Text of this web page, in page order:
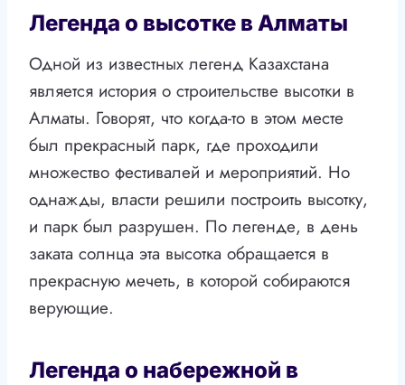
Легенда о высотке в Алматы
Одной из известных легенд Казахстана
является история о строительстве высотки в
Алматы. Говорят, что когда-то в этом месте
был прекрасный парк, где проходили
множество фестивалей и мероприятий. Но
однажды, власти решили построить высотку,
и парк был разрушен. По легенде, в день
заката солнца эта высотка обращается в
прекрасную мечеть, в которой собираются
верующие.
Легенда о набережной в